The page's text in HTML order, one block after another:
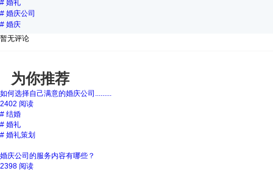
# 婚礼
# 婚庆公司
# 婚庆
暂无评论
为你推荐
如何选择自己满意的婚庆公司.........
2402 阅读
# 结婚
# 婚礼
# 婚礼策划
婚庆公司的服务内容有哪些？
2398 阅读